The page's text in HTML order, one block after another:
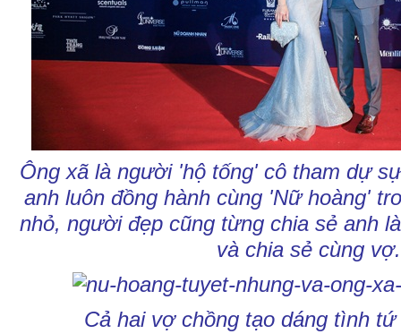
Ông xã là người 'hộ tống' cô tham dự
anh luôn đồng hành cùng 'Nữ hoàng'
nhỏ, người đẹp cũng từng chia sẻ anh
và chia sẻ cùng vợ.
Cả hai vợ chồng tạo dáng tình